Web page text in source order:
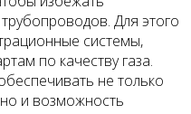
Для этого
системы,
по качеству газа.
не только
и возможность